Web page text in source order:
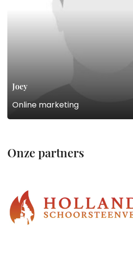
Joey
Online marketing
Onze partners